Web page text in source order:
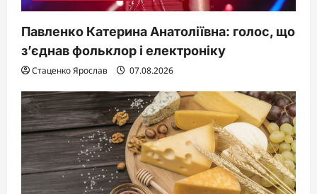
Павленко Катерина Анатоліївна: голос, що
з’єднав фольклор і електроніку
Стаценко Ярослав 07.08.2026